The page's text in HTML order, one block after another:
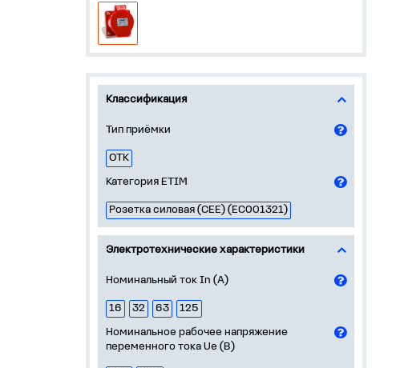
Классификация
Тип приёмки
ОТК
Категория ETIM
Розетка силовая (CEE) (EC001321)
Электротехнические характеристики
Номинальный ток In (А)
16 32 63
125
Номинальное рабочее напряжение
переменного тока Ue (В)